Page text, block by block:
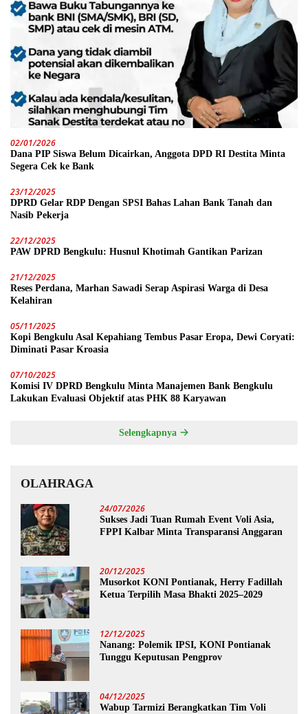
02/01/2026
Dana PIP Siswa Belum Dicairkan, Anggota DPD RI Destita Minta
Segera Cek ke Bank
23/12/2025
DPRD Gelar RDP Dengan SPSI Bahas Lahan Bank Tanah dan
Nasib Pekerja
22/12/2025
PAW DPRD Bengkulu: Husnul Khotimah Gantikan Parizan
21/12/2025
Reses Perdana, Marhan Sawadi Serap Aspirasi Warga di Desa
Kelahiran
05/11/2025
Kopi Bengkulu Asal Kepahiang Tembus Pasar Eropa, Dewi Coryati:
Diminati Pasar Kroasia
07/10/2025
Komisi IV DPRD Bengkulu Minta Manajemen Bank Bengkulu
Lakukan Evaluasi Objektif atas PHK 88 Karyawan
Selengkapnya
OLAHRAGA
24/07/2026
Sukses Jadi Tuan Rumah Event Voli Asia,
FPPI Kalbar Minta Transparansi Anggaran
20/12/2025
Musorkot KONI Pontianak, Herry Fadillah
Ketua Terpilih Masa Bhakti 2025–2029
12/12/2025
Nanang: Polemik IPSI, KONI Pontianak
Tunggu Keputusan Pengprov
04/12/2025
Wabup Tarmizi Berangkatkan Tim Voli